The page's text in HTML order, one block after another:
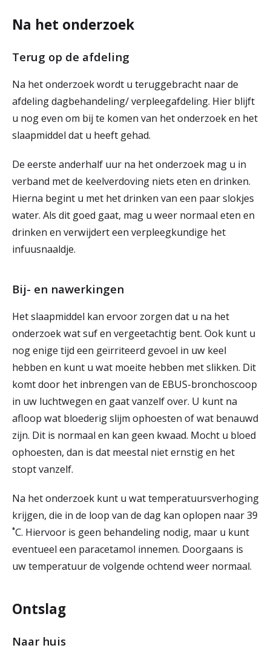
Na het onderzoek
Terug op de afdeling
Na het onderzoek wordt u teruggebracht naar de
afdeling dagbehandeling/ verpleegafdeling. Hier blijft
u nog even om bij te komen van het onderzoek en het
slaapmiddel dat u heeft gehad.
De eerste anderhalf uur na het onderzoek mag u in
verband met de keelverdoving niets eten en drinken.
Hierna begint u met het drinken van een paar slokjes
water. Als dit goed gaat, mag u weer normaal eten en
drinken en verwijdert een verpleegkundige het
infuusnaaldje.
Bij- en nawerkingen
Het slaapmiddel kan ervoor zorgen dat u na het
onderzoek wat suf en vergeetachtig bent. Ook kunt u
nog enige tijd een geïrriteerd gevoel in uw keel
hebben en kunt u wat moeite hebben met slikken. Dit
komt door het inbrengen van de EBUS-bronchoscoop
in uw luchtwegen en gaat vanzelf over. U kunt na
afloop wat bloederig slijm ophoesten of wat benauwd
zijn. Dit is normaal en kan geen kwaad. Mocht u bloed
ophoesten, dan is dat meestal niet ernstig en het
stopt vanzelf.
Na het onderzoek kunt u wat temperatuursverhoging
krijgen, die in de loop van de dag kan oplopen naar 39
˚C. Hiervoor is geen behandeling nodig, maar u kunt
eventueel een paracetamol innemen. Doorgaans is
uw temperatuur de volgende ochtend weer normaal.
Ontslag
Naar huis